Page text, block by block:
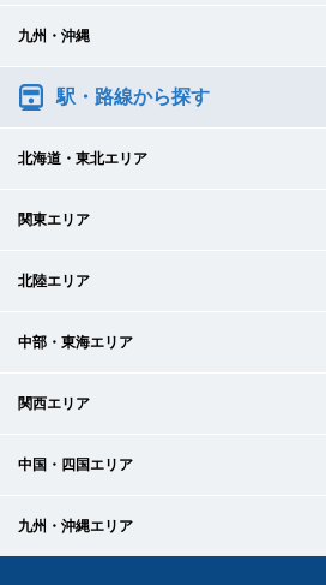
九州・沖縄
駅・路線から探す
北海道・東北エリア
関東エリア
北陸エリア
中部・東海エリア
関西エリア
中国・四国エリア
九州・沖縄エリア